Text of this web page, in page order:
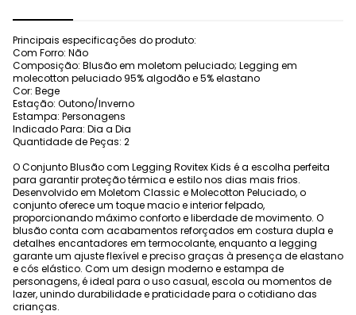
Principais especificações do produto:
Com Forro: Não
Composição: Blusão em moletom peluciado; Legging em
molecotton peluciado 95% algodão e 5% elastano
Cor: Bege
Estação: Outono/Inverno
Estampa: Personagens
Indicado Para: Dia a Dia
Quantidade de Peças: 2
O Conjunto Blusão com Legging Rovitex Kids é a escolha perfeita
para garantir proteção térmica e estilo nos dias mais frios.
Desenvolvido em Moletom Classic e Molecotton Peluciado, o
conjunto oferece um toque macio e interior felpado,
proporcionando máximo conforto e liberdade de movimento. O
blusão conta com acabamentos reforçados em costura dupla e
detalhes encantadores em termocolante, enquanto a legging
garante um ajuste flexível e preciso graças à presença de elastano
e cós elástico. Com um design moderno e estampa de
personagens, é ideal para o uso casual, escola ou momentos de
lazer, unindo durabilidade e praticidade para o cotidiano das
crianças.